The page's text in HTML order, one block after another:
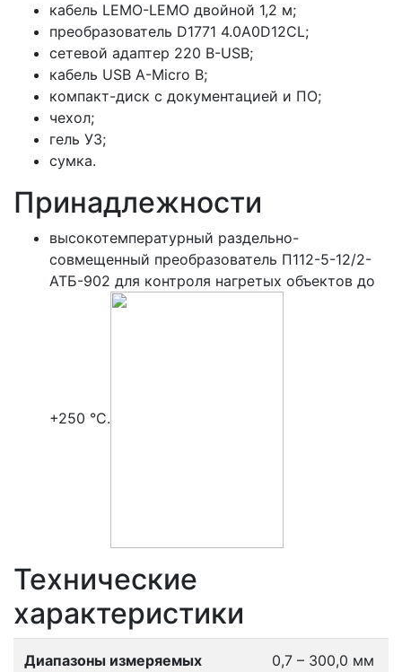
кабель LEMO-LEMO двойной 1,2 м;
преобразователь D1771 4.0A0D12CL;
сетевой адаптер 220 В-USB;
кабель USB A-Micro B;
компакт-диск с документацией и ПО;
чехол;
гель УЗ;
сумка.
Принадлежности
высокотемпературный раздельно-
совмещенный преобразователь П112-5-12/2-
АТБ-902 для контроля нагретых объектов до
+250 °С.
Технические
характеристики
Диапазоны измеряемых
0,7 – 300,0 мм